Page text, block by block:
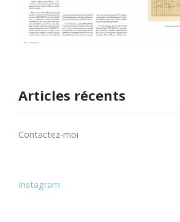
Articles récents
Contactez-moi
Instagram